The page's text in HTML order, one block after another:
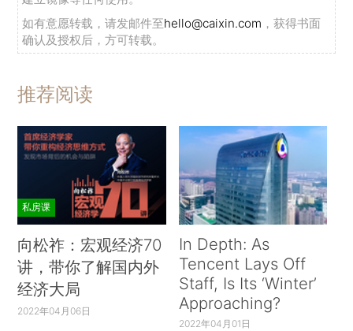
如有意愿转载，请发邮件至hello@caixin.com ，获得书面
确认及授权后，方可转载。
推荐阅读
私房课
向松祚：宏观经济70
讲，带你了解国内外
经济大局
2022年04月06日
In Depth: As
Tencent Lays Off
Staff, Is Its ‘Winter’
Approaching?
2022年04月01日